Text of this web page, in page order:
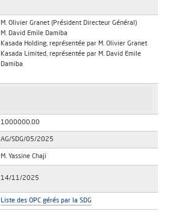
M. Olivier Granet (Président Directeur Général)
M. David Emile Damiba
Kasada Holding, représentée par M. Olivier Granet
Kasada Limited, représentée par M. David Emile
Damiba
1000000.00
AG/SDG/05/2025
M. Yassine Chaji
14/11/2025
Liste des OPC gérés par la SDG